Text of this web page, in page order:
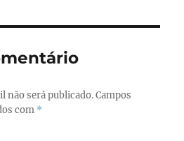
não será publicado. Campos
com *